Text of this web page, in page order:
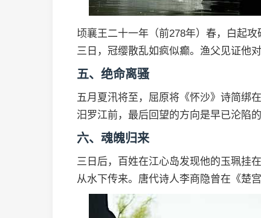
顷襄王二十一年（前278年）春，白起
三日，冠缨散乱如疯似癫。渔父见证他
五、绝命离骚
五月夏汛将至，屈原将《怀沙》诗简绑
汨罗江前，最后回望的方向是早已沦陷
六、魂魄归来
三日后，百姓在江心岛发现他的玉珮挂
从水下传来。唐代诗人李商隐曾在《楚